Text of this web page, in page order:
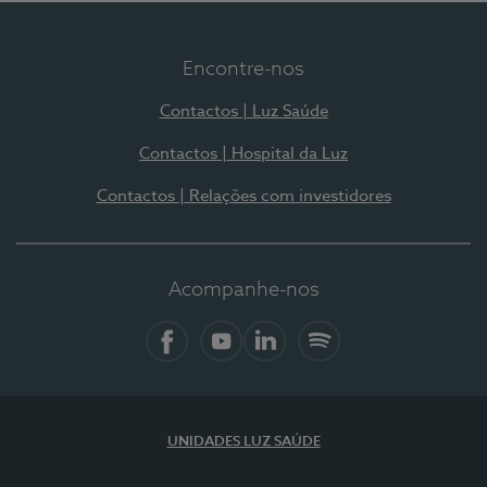
Encontre-nos
Contactos | Luz Saúde
Contactos | Hospital da Luz
Contactos | Relações com investidores
Acompanhe-nos
UNIDADES LUZ SAÚDE